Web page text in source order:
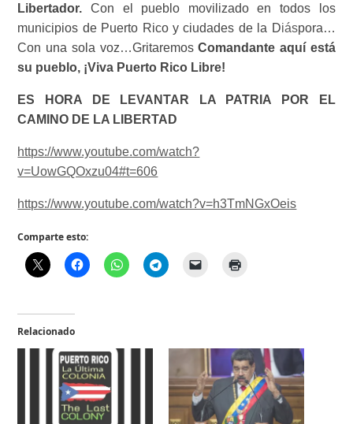
Libertador. Con el pueblo movilizado en todos los
municipios de Puerto Rico y ciudades de la Diáspora…
Con una sola voz…GritaremosComandante aquí está
su pueblo, ¡Viva Puerto Rico Libre!
ES HORA DE LEVANTAR LA PATRIA POR EL
CAMINO DE LA LIBERTAD
https://www.youtube.com/watch?
v=UowGQOxzu04#t=606
https://www.youtube.com/watch?v=h3TmNGxOeis
Comparte esto:
Relacionado